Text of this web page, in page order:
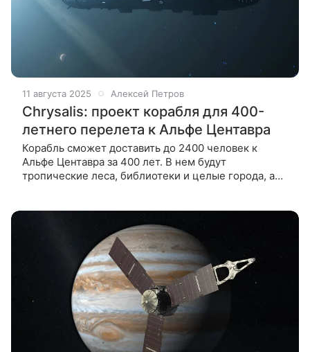
11 августа 2025 Алексей Петров
Chrysalis: проект корабля для 400-
летнего перелета к Альфе Центавра
Корабль сможет доставить до 2400 человек к
Альфе Центавра за 400 лет. В нем будут
тропические леса, библиотеки и целые города, а